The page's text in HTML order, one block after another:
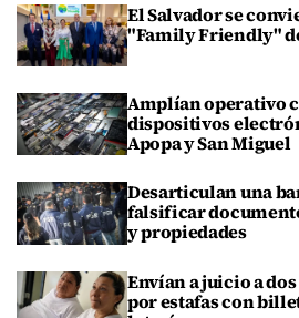
El Salvador se
"Family Friendly"
Amplían operativo
dispositivos
Apopa y San Miguel
Desarticulan una
falsificar
y propiedades
Envían a juicio a
por estafas con